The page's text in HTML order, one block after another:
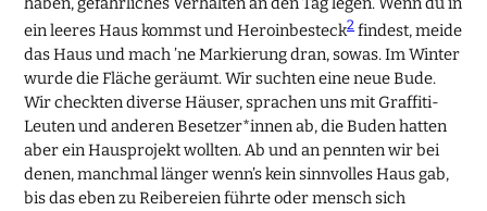
ein leeres Haus kommst und Heroinbesteck2 findest, meide
das Haus und mach ’ne Markierung dran, sowas. Im Winter
wurde die Fläche geräumt. Wir suchten eine neue Bude.
Wir checkten diverse Häuser, sprachen uns mit Graffiti-
Leuten und anderen Besetzer*innen ab, die Buden hatten
aber ein Hausprojekt wollten. Ab und an pennten wir bei
denen, manchmal länger wenn’s kein sinnvolles Haus gab,
bis das eben zu Reibereien führte oder mensch sich